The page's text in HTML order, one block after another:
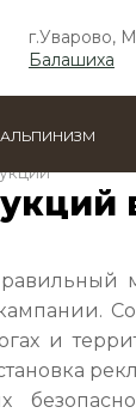
г.Уварово,
Балашиха
АЛЬПИНИЗМ
и